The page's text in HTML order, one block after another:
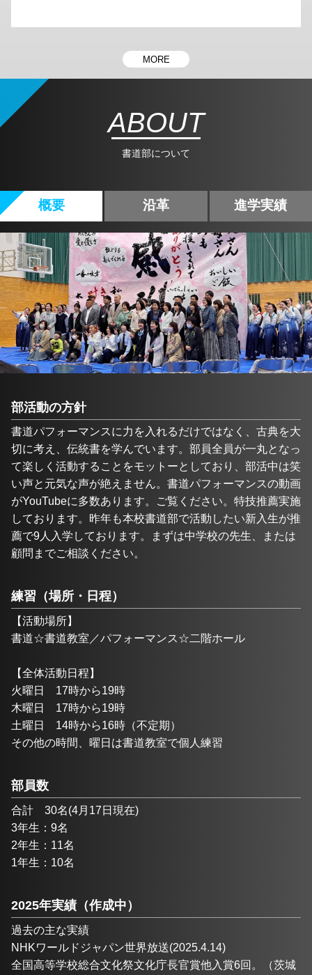
MORE
書道部について
ABOUT
概要 沿革 進学実績
部活動の方針
書道パフォーマンスに力を入れるだけではなく、古典を大
切に考え、伝統書を学んでいます。部員全員が一丸となっ
て楽しく活動することをモットーとしており、部活中は笑
い声と元気な声が絶えません。書道パフォーマンスの動画
がYouTubeに多数あります。ご覧ください。特技推薦実施
しております。昨年も本校書道部で活動したい新入生が推
薦で9人入学しております。まずは中学校の先生、または
顧問までご相談ください。
練習（場所・日程）
【活動場所】
書道☆書道教室／パフォーマンス☆二階ホール
【全体活動日程】
火曜日　17時から19時
木曜日　17時から19時
土曜日　14時から16時（不定期）
その他の時間、曜日は書道教室で個人練習
部員数
合計　30名(4月17日現在)
3年生：9名
2年生：11名
1年生：10名
2025年実績（作成中）
過去の主な実績
NHKワールドジャパン世界放送(2025.4.14)
全国高等学校総合文化祭文化庁長官賞他入賞6回。（茨城